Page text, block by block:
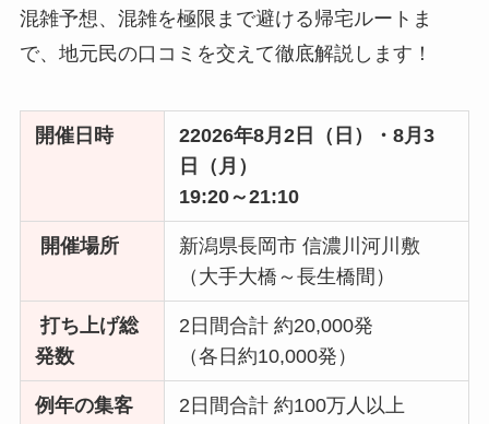
混雑予想、混雑を極限まで避ける帰宅ルートま
で、地元民の口コミを交えて徹底解説します！
開催日時
22026年8月2日（日）・8月3
日（月）
19:20～21:10
開催場所
新潟県長岡市 信濃川河川敷
（大手大橋～長生橋間）
打ち上げ総
発数
2日間合計 約20,000発
（各日約10,000発）
例年の集客
2日間合計 約100万人以上